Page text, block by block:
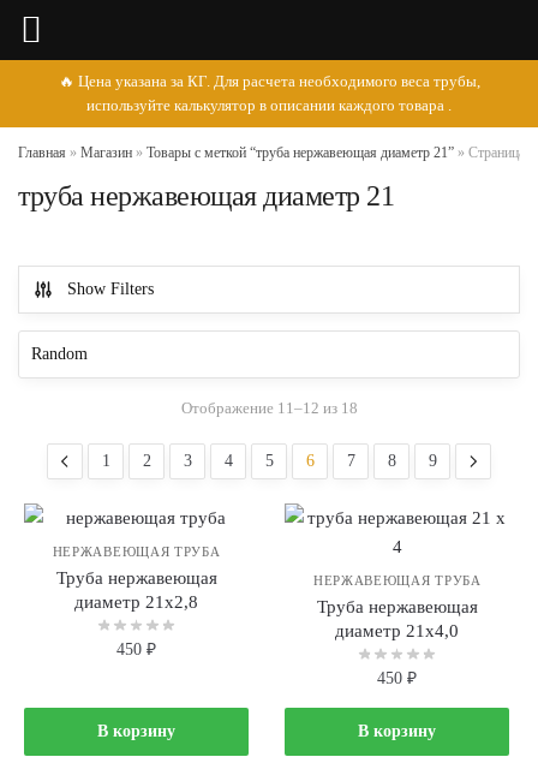
🔥 Цена указана за КГ. Для расчета необходимого веса трубы,
используйте калькулятор в описании каждого товара .
Главная » Магазин » Товары с меткой “труба нержавеющая диаметр 21” » Страница 6
труба нержавеющая диаметр 21
Show Filters
Отображение 11–12 из 18
1 2 3 4 5 6 7 8 9
НЕРЖАВЕЮЩАЯ ТРУБА
Труба нержавеющая
диаметр 21х2,8
450₽
В корзину
НЕРЖАВЕЮЩАЯ ТРУБА
Труба нержавеющая
диаметр 21х4,0
450₽
В корзину